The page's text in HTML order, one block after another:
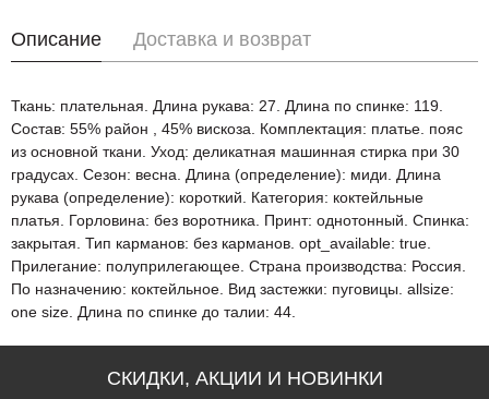
Описание Доставка и возврат
Ткань: плательная. Длина рукава: 27. Длина по спинке: 119.
Состав: 55% район , 45% вискоза. Комплектация: платье. пояс
из основной ткани. Уход: деликатная машинная стирка при 30
градусах. Сезон: весна. Длина (определение): миди. Длина
рукава (определение): короткий. Категория: коктейльные
платья. Горловина: без воротника. Принт: однотонный. Спинка:
закрытая. Тип карманов: без карманов. opt_available: true.
Прилегание: полуприлегающее. Страна производства: Россия.
По назначению: коктейльное. Вид застежки: пуговицы. allsize:
one size. Длина по спинке до талии: 44.
СКИДКИ, АКЦИИ И НОВИНКИ